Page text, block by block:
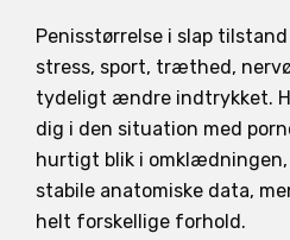
Penisstørrelse i slap
stress, sport, træthed,
tydeligt ændre indtrykket.
dig i den situation med
hurtigt blik i omklædningen,
stabile anatomiske data,
helt forskellige forhold.